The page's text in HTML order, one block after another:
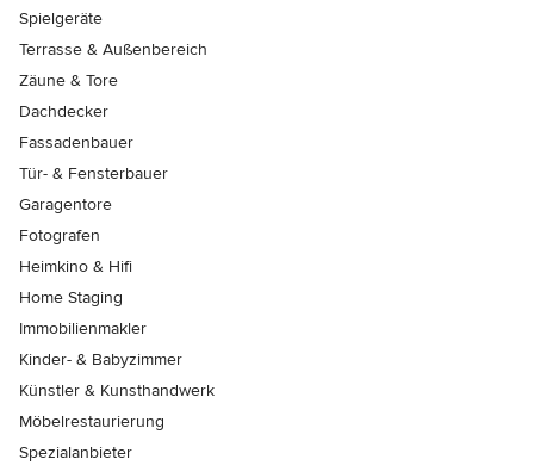
Spielgeräte
Terrasse & Außenbereich
Zäune & Tore
Dachdecker
Fassadenbauer
Tür- & Fensterbauer
Garagentore
Fotografen
Heimkino & Hifi
Home Staging
Immobilienmakler
Kinder- & Babyzimmer
Künstler & Kunsthandwerk
Möbelrestaurierung
Spezialanbieter